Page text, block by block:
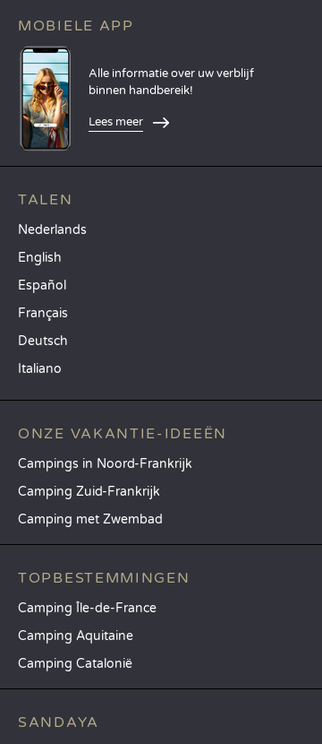
MOBIELE APP
Alle informatie over uw verblijf
binnen handbereik!
Lees meer
TALEN
Nederlands
English
Español
Français
Deutsch
Italiano
ONZE VAKANTIE-IDEEËN
Campings in Noord-Frankrijk
Camping Zuid-Frankrijk
Camping met Zwembad
TOPBESTEMMINGEN
Camping Île-de-France
Camping Aquitaine
Camping Catalonië
SANDAYA